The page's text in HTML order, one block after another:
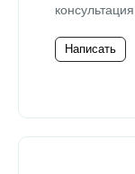
Написать